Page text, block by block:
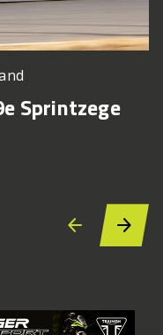
Sprintzege